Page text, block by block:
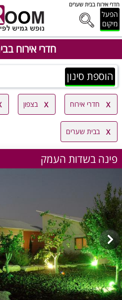
חדרי אירוח בבית שערים
הפעל
מיקום
חדרי אירוח
הוספת סינון
חדרי אירוח בצפון
בבית שערים
פינה בשדות העמק